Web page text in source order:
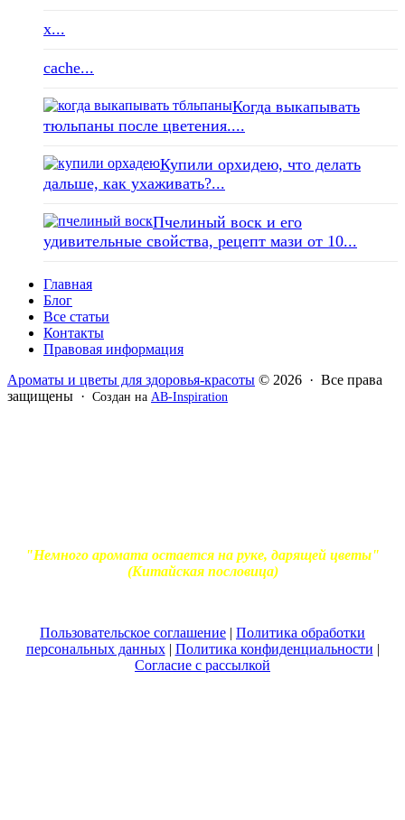
x...
cache...
Когда выкапывать
тюльпаны после цветения....
Купили орхидею, что делать
дальше, как ухаживать?...
Пчелиный воск и его
удивительные свойства, рецепт мази от 10...
Главная
Блог
Все статьи
Контакты
Правовая информация
Ароматы и цветы для здоровья-красоты © 2026 · Все права
защищены · Создан на AB-Inspiration
"Немного аромата остается на руке, дарящей цветы"
(Китайская пословица)
Пользовательское соглашение | Политика обработки
персональных данных| Политика конфиденциальности |
Согласие с рассылкой